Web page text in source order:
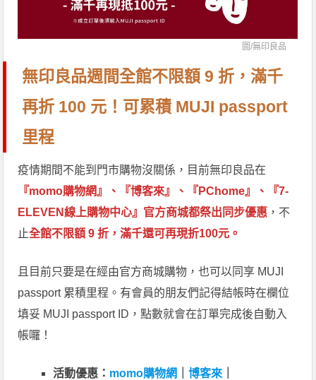
圖/無印良品
無印良品週間全館不限額 9 折，滿千
再折 100 元！可累積 MUJI passport
里程
疫情期間不能到門市購物沒關係，目前無印良品在
『momo購物網』、『博客來』、『PChome』、『7-
ELEVEN線上購物中心』官方商城都祭出同步優惠 ，不
止全館不限額 9 折，滿千還可再現折100元。
且目前只要是在經由官方商城購物，也可以同享 MUJI
passport 累積里程。有會員的朋友們記得結帳時在欄位
填妥 MUJI passport ID，點數就會在訂單完成後自動入
帳囉！
活動優惠： momo購物網 ｜博客來